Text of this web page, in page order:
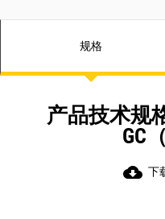
规格
产品技术规
GC
cloud_download 下